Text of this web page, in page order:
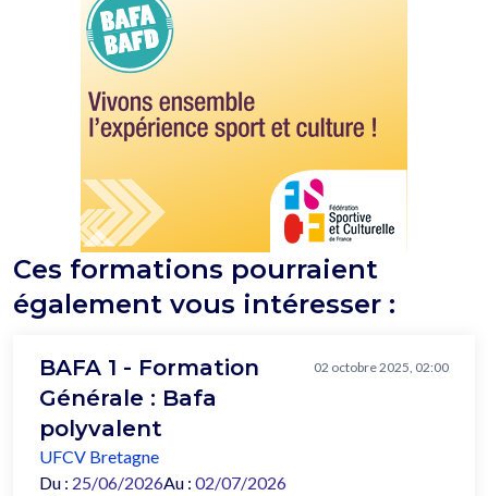
Ces formations pourraient
également vous intéresser :
BAFA 1 - Formation
Générale : Bafa
polyvalent
02 octobre 2025, 02:00
UFCV Bretagne
Du : 25/06/2026Au : 02/07/2026